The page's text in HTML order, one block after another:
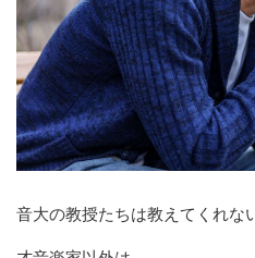
音大の教授たちは教えてくれな